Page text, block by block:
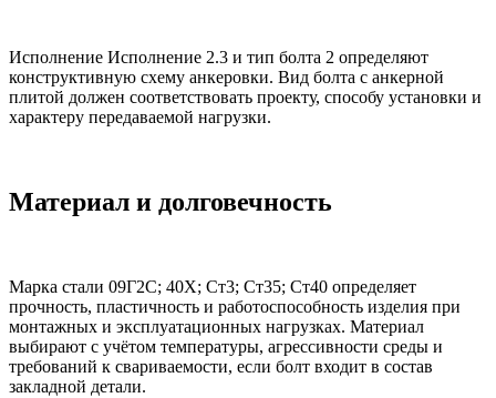
Исполнение Исполнение 2.3 и тип болта 2 определяют
конструктивную схему анкеровки. Вид болта с анкерной
плитой должен соответствовать проекту, способу установки и
характеру передаваемой нагрузки.
Материал и долговечность
Марка стали 09Г2С; 40Х; Ст3; Ст35; Ст40 определяет
прочность, пластичность и работоспособность изделия при
монтажных и эксплуатационных нагрузках. Материал
выбирают с учётом температуры, агрессивности среды и
требований к свариваемости, если болт входит в состав
закладной детали.